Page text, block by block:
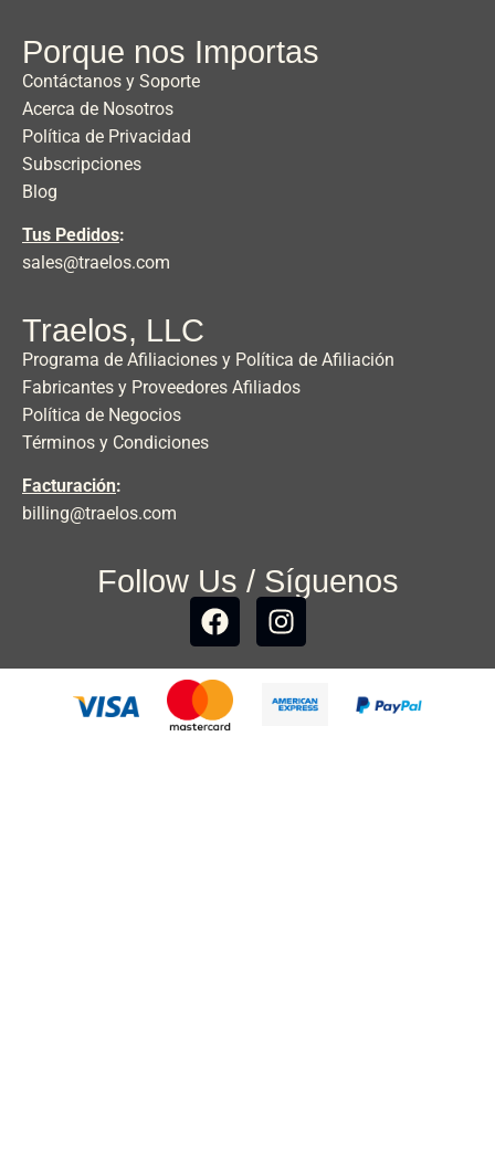
Porque nos Importas
Contáctanos y Soporte
Acerca de Nosotros
Política de Privacidad
Subscripciones
Blog
Tus Pedidos:
sales@traelos.com
Traelos, LLC
Programa de Afiliaciones y Política de Afiliación
Fabricantes y Proveedores Afiliados
Política de Negocios
Términos y Condiciones
Facturación:
billing@traelos.com
Follow Us / Síguenos